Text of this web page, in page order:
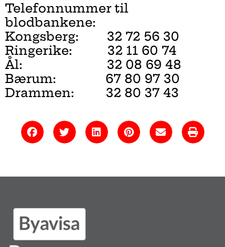
Telefonnummer til
blodbankene:
Kongsberg: 32 72 56 30
Ringerike: 32 11 60 74
Ål: 32 08 69 48
Bærum: 67 80 97 30
Drammen: 32 80 37 43